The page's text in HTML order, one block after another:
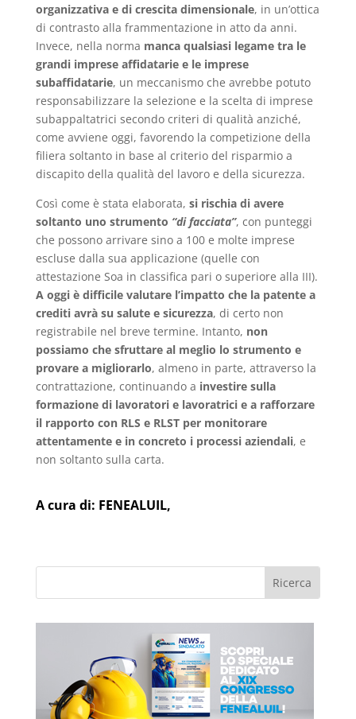
organizzativa e di crescita dimensionale, in un’ottica
di contrasto alla frammentazione in atto da anni.
Invece, nella norma manca qualsiasi legame tra le
grandi imprese affidatarie e le imprese
subaffidatarie, un meccanismo che avrebbe potuto
responsabilizzare la selezione e la scelta di imprese
subappaltatrici secondo criteri di qualità anziché,
come avviene oggi, favorendo la competizione della
filiera soltanto in base al criterio del risparmio a
discapito della qualità del lavoro e della sicurezza.
Così come è stata elaborata, si rischia di avere
soltanto uno strumento “di facciata”, con punteggi
che possono arrivare sino a 100 e molte imprese
escluse dalla sua applicazione (quelle con
attestazione Soa in classifica pari o superiore alla III).
A oggi è difficile valutare l’impatto che la patente a
crediti avrà su salute e sicurezza, di certo non
registrabile nel breve termine. Intanto, non
possiamo che sfruttare al meglio lo strumento e
provare a migliorarlo, almeno in parte, attraverso la
contrattazione, continuando a investire sulla
formazione di lavoratori e lavoratrici e a rafforzare
il rapporto con RLS e RLST per monitorare
attentamente e in concreto i processi aziendali, e
non soltanto sulla carta.
A cura di: FENEALUIL